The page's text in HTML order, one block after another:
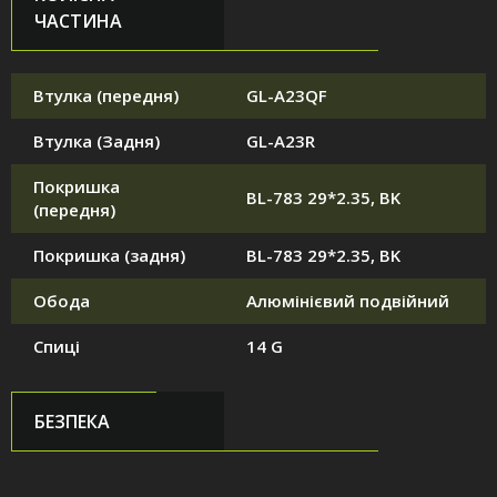
ЧАСТИНА
Втулка (передня) GL-A23QF
Втулка (Задня) GL-A23R
Покришка
(передня)
BL-783 29*2.35, BK
Покришка (задня) BL-783 29*2.35, BK
Обода Алюмінієвий подвійний
Спиці 14 G
БЕЗПЕКА